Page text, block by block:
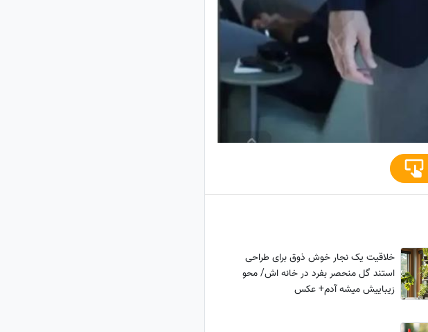
خلاقیت یک نجار خوش ذوق برای طراحی
استند گل منحصر بفرد در خانه اش/ محو
زیباییش میشه آدم+ عکس